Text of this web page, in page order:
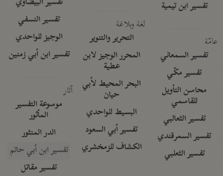
تفسير ابن تيمية
عامّة
تفسير السمعاني
تفسير مكّي
محاسن التأويل
للقاسمي
تفسير الثعالبي
تفسير السمرقندي
تفسير الثعلبي
لغة وبلاغة
التحرير والتنوير
المحرر الوجيز لابن
عطية
البحر المحيط لأبي
حيان
البسيط للواحدي
تفسير أبي السعود
الكشاف للزمخشري
تفسير البيضاوي
تفسير النسفي
الوجيز للواحدي
تفسير ابن أبي زمنين
آثار
موسوعة التفسير
المأثور
الدر المنثور
تفسير ابن أبي حاتم
تفسير مقاتل